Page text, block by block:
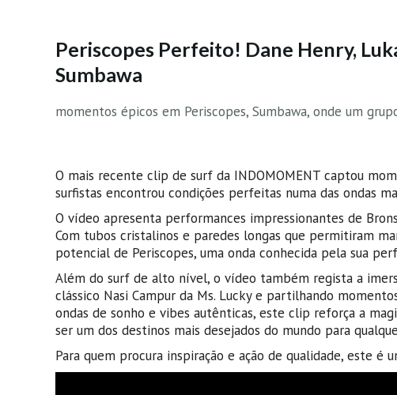
Periscopes Perfeito! Dane Henry,
Sumbawa
momentos épicos em Periscopes, Sumbawa, onde um
O mais recente clip de surf da INDOMOMENT captou
surfistas encontrou condições perfeitas numa das ondas
O vídeo apresenta performances impressionantes de
Com tubos cristalinos e paredes longas que permitiram
potencial de Periscopes, uma onda conhecida pela sua
Além do surf de alto nível, o vídeo também regista a
clássico Nasi Campur da Ms. Lucky e partilhando
ondas de sonho e vibes autênticas, este clip reforça a
ser um dos destinos mais desejados do mundo para
Para quem procura inspiração e ação de qualidade, este é